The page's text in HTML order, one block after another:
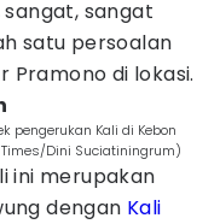
sangat
satu persoalan
Pramono di lokasi.
pengerukan Kali di Kebon
Dini Suciatiningrum)
ini merupakan
dengan Kali